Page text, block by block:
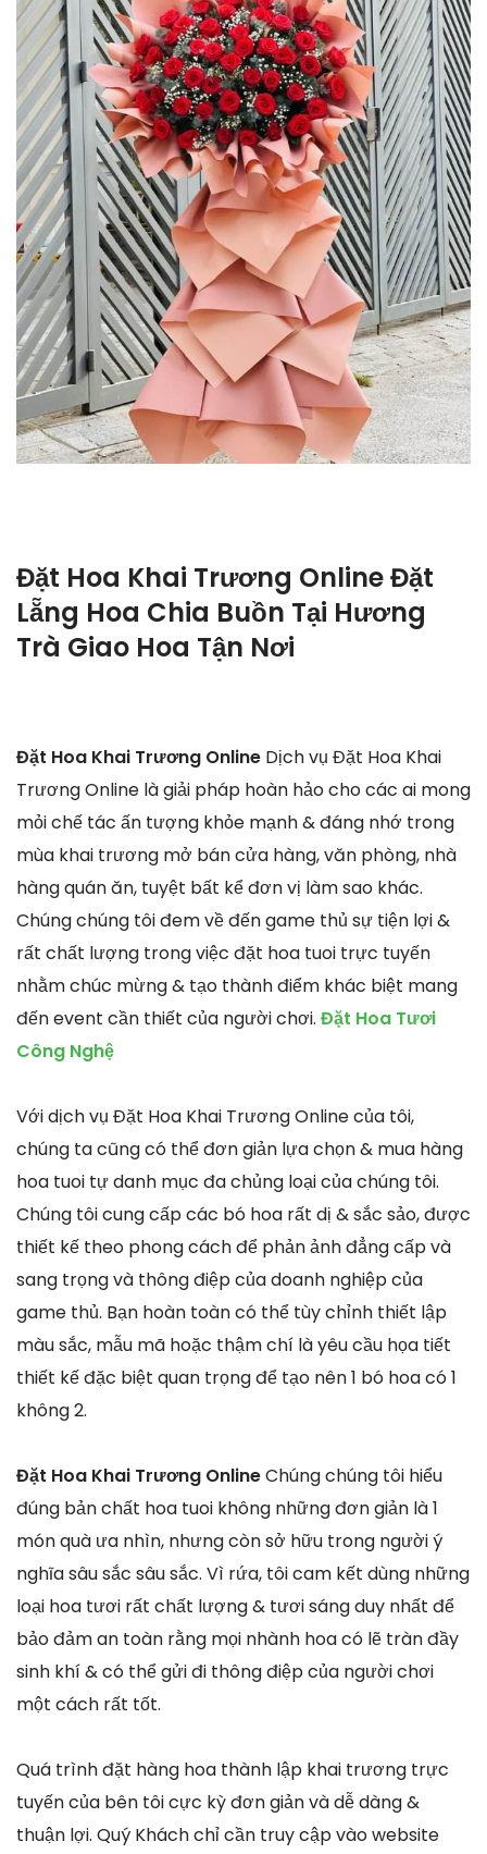
Đặt Hoa Khai Trương Online Đặt
Lẵng Hoa Chia Buồn Tại Hương
Trà Giao Hoa Tận Nơi
Đặt Hoa Khai Trương Online Dịch vụ Đặt Hoa Khai
Trương Online là giải pháp hoàn hảo cho các ai mong
mỏi chế tác ấn tượng khỏe mạnh & đáng nhớ trong
mùa khai trương mở bán cửa hàng, văn phòng, nhà
hàng quán ăn, tuyệt bất kể đơn vị làm sao khác.
Chúng chúng tôi đem về đến game thủ sự tiện lợi &
rất chất lượng trong việc đặt hoa tuoi trực tuyến
nhằm chúc mừng & tạo thành điểm khác biệt mang
đến event cần thiết của người chơi. Đặt Hoa Tươi
Công Nghệ
Với dịch vụ Đặt Hoa Khai Trương Online của tôi,
chúng ta cũng có thể đơn giản lựa chọn & mua hàng
hoa tuoi tự danh mục đa chủng loại của chúng tôi.
Chúng tôi cung cấp các bó hoa rất dị & sắc sảo, được
thiết kế theo phong cách để phản ảnh đẳng cấp và
sang trọng và thông điệp của doanh nghiệp của
game thủ. Bạn hoàn toàn có thể tùy chỉnh thiết lập
màu sắc, mẫu mã hoặc thậm chí là yêu cầu họa tiết
thiết kế đặc biệt quan trọng để tạo nên 1 bó hoa có 1
không 2.
Đặt Hoa Khai Trương OnlineChúng chúng tôi hiểu
đúng bản chất hoa tuoi không những đơn giản là 1
món quà ưa nhìn, nhưng còn sở hữu trong người ý
nghĩa sâu sắc sâu sắc. Vì rứa, tôi cam kết dùng những
loại hoa tươi rất chất lượng & tươi sáng duy nhất để
bảo đảm an toàn rằng mọi nhành hoa có lẽ tràn đầy
sinh khí & có thể gửi đi thông điệp của người chơi
một cách rất tốt.
Quá trình đặt hàng hoa thành lập khai trương trực
tuyến của bên tôi cực kỳ đơn giản và dễ dàng &
thuận lợi. Quý Khách chỉ cần truy cập vào website